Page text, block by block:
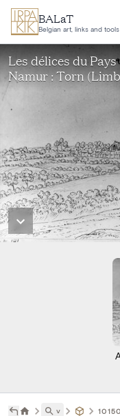
Skip to main content
BALaT
Belgian art, links and tools
Les délices du
Namur : Torn
˅